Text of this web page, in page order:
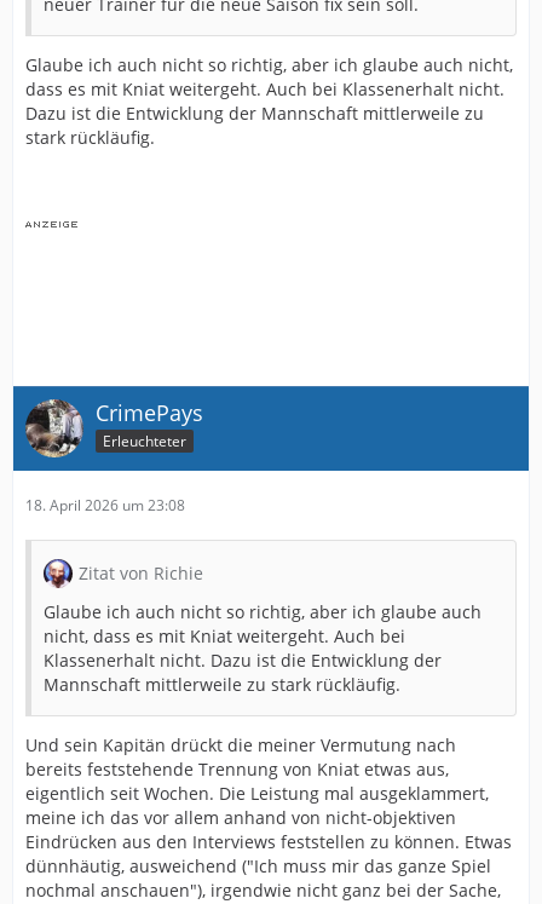
Glaube ich auch nicht so richtig, aber ich glaube auch nicht,
dass es mit Kniat weitergeht. Auch bei Klassenerhalt nicht.
Dazu ist die Entwicklung der Mannschaft mittlerweile zu
stark rückläufig.
CrimePays
Erleuchteter
18. April 2026 um 23:08
Zitat von Richie
Glaube ich auch nicht so richtig, aber ich glaube auch
nicht, dass es mit Kniat weitergeht. Auch bei
Klassenerhalt nicht. Dazu ist die Entwicklung der
Mannschaft mittlerweile zu stark rückläufig.
Und sein Kapitän drückt die meiner Vermutung nach
bereits feststehende Trennung von Kniat etwas aus,
eigentlich seit Wochen. Die Leistung mal ausgeklammert,
meine ich das vor allem anhand von nicht-objektiven
Eindrücken aus den Interviews feststellen zu können. Etwas
dünnhäutig, ausweichend ("Ich muss mir das ganze Spiel
nochmal anschauen"), irgendwie nicht ganz bei der Sache,